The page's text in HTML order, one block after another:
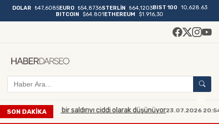
DOLAR ₺47,6085EURO ₺54,8736STERLİN ₺64,1203BIST 100
10,628.63
BITCOIN
$64.801ETHEREUM $1.916,30
SON DAKİKA
çaplı bir saldırıyı ciddi olarak düşünüyor23.07.2026 20:54